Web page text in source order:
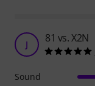
J 81 vs. X2N
Sound